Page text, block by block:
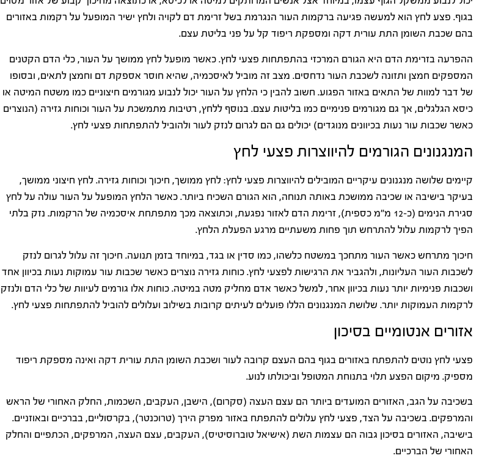
בגוף. פצע לחץ הוא למעשה פגיעה ברקמות העור הנגרמת בשל זרימת דם לקויה ולחץ ישיר המופעל על רקמות באזורים
בהם שכבת השומן התת עורית דקה ומספקת ריפוד קל על פני בליטת עצם.
ההפרעה בזרימת הדם היא הגורם המרכזי בהתפתחות פצעי לחץ. כאשר מופעל לחץ ממושך על העור, כלי הדם הקטנים
המספקים חמצן ותזונה לשכבת העור נדחסים. מצב זה מוביל לאיסכמיה, שהיא חוסר אספקת דם וחמצן לתאים, ובסופו
של דבר למוות של התאים באזור הפגוע. חשוב להבין כי הלחץ על העור יכול לנבוע מגורמים חיצוניים כמו משטח המיטה או
כיסא הגלגלים, אך גם מגורמים פנימיים כמו בליטות עצם. בנוסף ללחץ, רטיבות מתמשכת על העור וכוחות גזירה (הנוצרים
כאשר שכבות עור נעות בכיוונים מנוגדים) יכולים גם הם לגרום לנזק לעור ולהוביל להתפתחות פצעי לחץ.
המנגנונים הגורמים להיווצרות פצעי לחץ
קיימים שלושה מנגנונים עיקריים המובילים להיווצרות פצעי לחץ: לחץ ממושך, חיכוך וכוחות גזירה. לחץ חיצוני ממושך,
בעיקר בישיבה או שכיבה ממושכת באותה תנוחה, הוא הגורם השכיח ביותר. כאשר הלחץ המופעל על העור עולה על לחץ
סגירת הנימים (כ-12 מ"מ כספית), זרימת הדם לאזור נפגעת, וכתוצאה מכך מתפתחת איסכמיה של הרקמות. נזק בלתי
הפיך לרקמות עלול להתרחש תוך פחות משעתיים מרגע הפעלת הלחץ.
חיכוך מתרחש כאשר העור מתחכך במשטח כלשהו, כמו סדין או בגד, במיוחד בזמן תנועה. חיכוך זה עלול לגרום לנזק
לשכבות העור העליונות, ולהגביר את הרגישות לפצעי לחץ. כוחות גזירה נוצרים כאשר שכבות עור עמוקות נעות בכיוון אחד
ושכבות פנימיות יותר נעות בכיוון אחר, למשל כאשר אדם מחליק מטה במיטה. כוחות אלו גורמים לעיוות של כלי הדם ולנזק
לרקמות העמוקות יותר. שלושת המנגנונים הללו פועלים לעיתים קרובות בשילוב ועלולים להוביל להתפתחות פצעי לחץ.
אזורים אנטומיים בסיכון
פצעי לחץ נוטים להתפתח באזורים בגוף בהם העצם קרובה לעור ושכבת השומן התת עורית דקה ואינה מספקת ריפוד
מספיק. מיקום הפצע תלוי בתנוחת המטופל וביכולתו לנוע.
בשכיבה על הגב, האזורים המועדים ביותר הם עצם העצה (סקרום), הישבן, העקבים, השכמות, החלק האחורי של הראש
והמרפקים. בשכיבה על הצד, פצעי לחץ עלולים להתפתח באזור מפרק הירך (טרוכנטר), בקרסוליים, בברכיים ובאוזניים.
בישיבה, האזורים בסיכון גבוה הם עצמות השת (אישיאל טוברוסיטיס), העקבים, עצם העצה, המרפקים, הכתפיים והחלק
האחורי של הברכיים.